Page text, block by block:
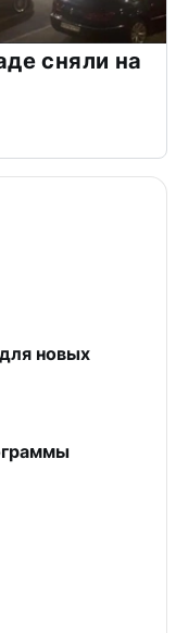
сняли на
новых